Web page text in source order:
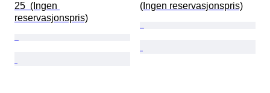
25  (Ingen
reservasjonspris)
(Ingen reservasjonspris)